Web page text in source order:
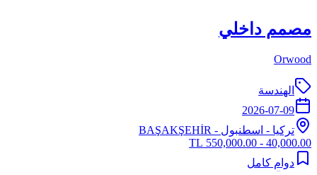
مصمم داخلي
Orwood
الهندسة
2026-07-09
تركيا - اسطنبول - BAŞAKŞEHİR
40,000.00 - 550,000.00 TL
دوام كامل